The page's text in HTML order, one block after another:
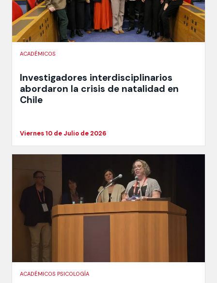
ACADÉMICOS
Investigadores interdisciplinarios
abordaron la crisis de natalidad en
Chile
Viernes 10 de Julio de 2026
ACADÉMICOS PSICOLOGÍA